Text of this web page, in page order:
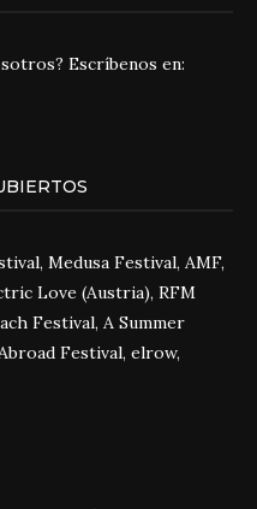
Escríbenos en:
Medusa Festival, AMF,
Love (Austria), RFM
Festival, A Summer
Festival, elrow,